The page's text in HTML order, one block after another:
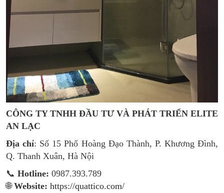
CÔNG TY TNHH ĐẦU TƯ VÀ PHÁT TRIỂN ELITE
AN LẠC
Địa chỉ: Số 15 Phố Hoàng Đạo Thành, P. Khương Đình,
Q. Thanh Xuân, Hà Nội
📞 Hotline: 0987.393.789
🌐Website: https://quattico.com/